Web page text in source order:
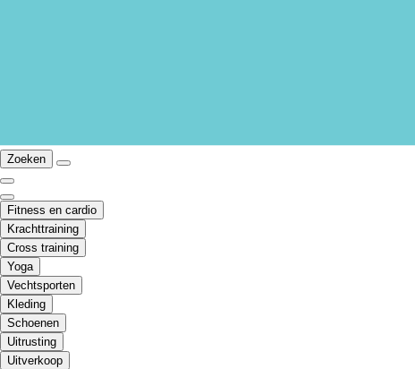
Zoeken
Fitness en cardio
Krachttraining
Cross training
Yoga
Vechtsporten
Kleding
Schoenen
Uitrusting
Uitverkoop